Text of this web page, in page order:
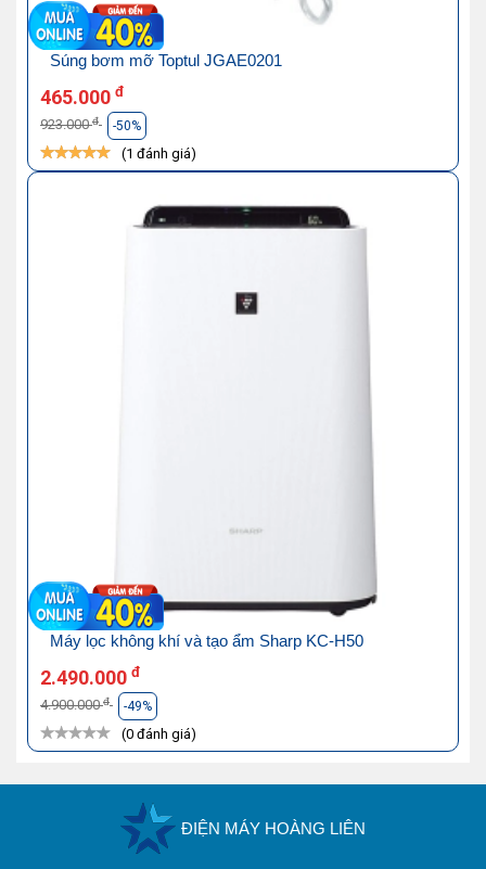
Súng bơm mỡ Toptul JGAE0201
465.000 đ
923.000đ -50%
(1 đánh giá)
Máy lọc không khí và tạo ẩm Sharp KC-H50
2.490.000 đ
4.900.000đ -49%
(0 đánh giá)
ĐIỆN MÁY HOÀNG LIÊN